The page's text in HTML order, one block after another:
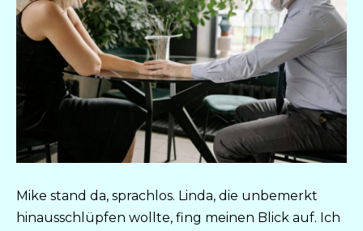
Mike stand da, sprachlos. Linda, die unbemerkt
hinausschlüpfen wollte, fing meinen Blick auf. Ich